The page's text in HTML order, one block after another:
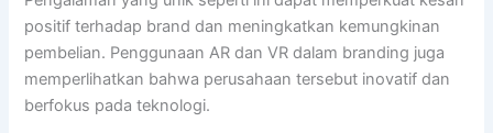
positif terhadap brand dan meningkatkan kemungkinan
pembelian. Penggunaan AR dan VR dalam branding juga
memperlihatkan bahwa perusahaan tersebut inovatif dan
berfokus pada teknologi.